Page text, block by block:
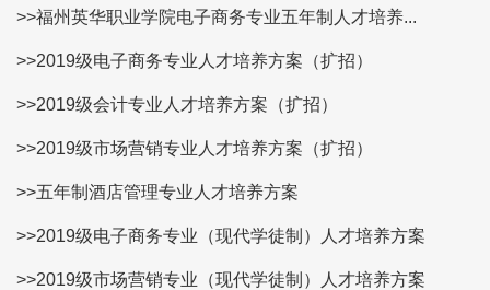
>>福州英华职业学院电子商务专业五年制人才培养...
>>2019级电子商务专业人才培养方案（扩招）
>>2019级会计专业人才培养方案（扩招）
>>2019级市场营销专业人才培养方案（扩招）
>>五年制酒店管理专业人才培养方案
>>2019级电子商务专业（现代学徒制）人才培养方案
>>2019级市场营销专业（现代学徒制）人才培养方案